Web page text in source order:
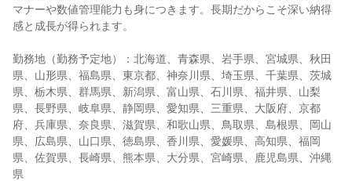
マナーや数値管理能力も身につきます。長期だからこそ深い納得
感と成長が得られます。
勤務地（勤務予定地）：北海道、青森県、岩手県、宮城県、秋田
県、山形県、福島県、東京都、神奈川県、埼玉県、千葉県、茨城
県、栃木県、群馬県、新潟県、富山県、石川県、福井県、山梨
県、長野県、岐阜県、静岡県、愛知県、三重県、大阪府、京都
府、兵庫県、奈良県、滋賀県、和歌山県、鳥取県、島根県、岡山
県、広島県、山口県、徳島県、香川県、愛媛県、高知県、福岡
県、佐賀県、長崎県、熊本県、大分県、宮崎県、鹿児島県、沖縄
県